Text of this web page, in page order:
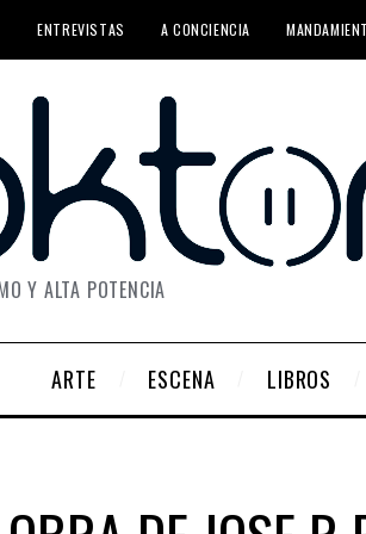
ENTREVISTAS A CONCIENCIA
Y ALTA POTENCIA
ARTE ESCENA LIBROS